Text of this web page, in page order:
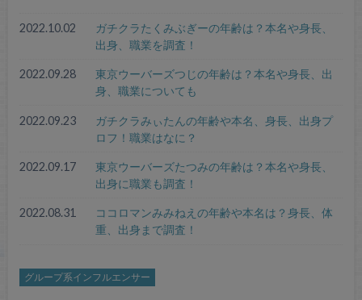
2022.10.02
ガチクラたくみぶぎーの年齢は？本名や身長、
出身、職業を調査！
2022.09.28
東京ウーバーズつじの年齢は？本名や身長、出
身、職業についても
2022.09.23
ガチクラみぃたんの年齢や本名、身長、出身プ
ロフ！職業はなに？
2022.09.17
東京ウーバーズたつみの年齢は？本名や身長、
出身に職業も調査！
2022.08.31
ココロマンみみねえの年齢や本名は？身長、体
重、出身まで調査！
グループ系インフルエンサー